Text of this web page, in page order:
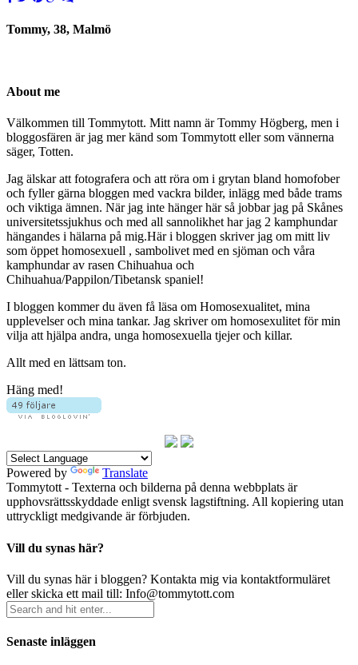
Tommy, 38, Malmö
About me
Välkommen till Tommytott. Mitt namn är Tommy Högberg, men i
bloggosfären är jag mer känd som Tommytott eller som vännerna
säger, Totten.
Jag älskar att fotografera och att röra om i grytan bland homofober
och fyller gärna bloggen med vackra bilder, inlägg med både trams
och viktiga ämnen. När jag inte hänger här så jobbar jag på Skånes
universitetssjukhus och med all sannolikhet har jag 2 kamphundar
hängandes i hälarna på mig.Här i bloggen skriver jag om mitt liv
som öppet homosexuell , sambolivet med en sjöman och våra
kamphundar av rasen Chihuahua och
Chihuahua/Pappilon/Tibetansk spaniel!
I bloggen kommer du även få läsa om Homosexualitet, mina
upplevelser och mina tankar. Jag skriver om homosexulitet för min
vilja att hjälpa andra, unga homosexuella tjejer och killar.
Allt med en lättsam ton.
Häng med!
Powered by
Translate
Tommytott - Texterna och bilderna på denna webbplats är
upphovsrättsskyddade enligt svensk lagstiftning. All kopiering utan
uttryckligt medgivande är förbjuden.
Vill du synas här?
Vill du synas här i bloggen? Kontakta mig via kontaktformuläret
eller skicka ett mail till: Info@tommytott.com
Senaste inläggen